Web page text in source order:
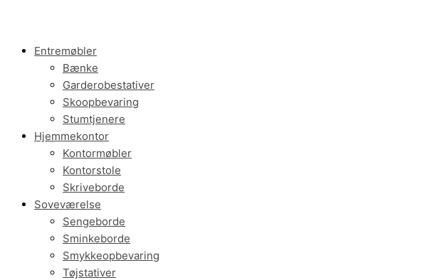
Entremøbler
Bænke
Garderobestativer
Skoopbevaring
Stumtjenere
Hjemmekontor
Kontormøbler
Kontorstole
Skriveborde
Soveværelse
Sengeborde
Sminkeborde
Smykkeopbevaring
Tøjstativer